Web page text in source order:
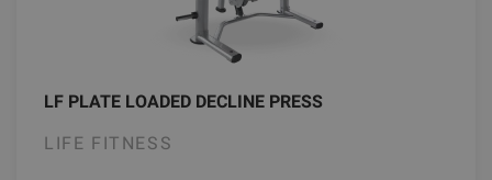
LF PLATE LOADED DECLINE PRESS
LIFE FITNESS